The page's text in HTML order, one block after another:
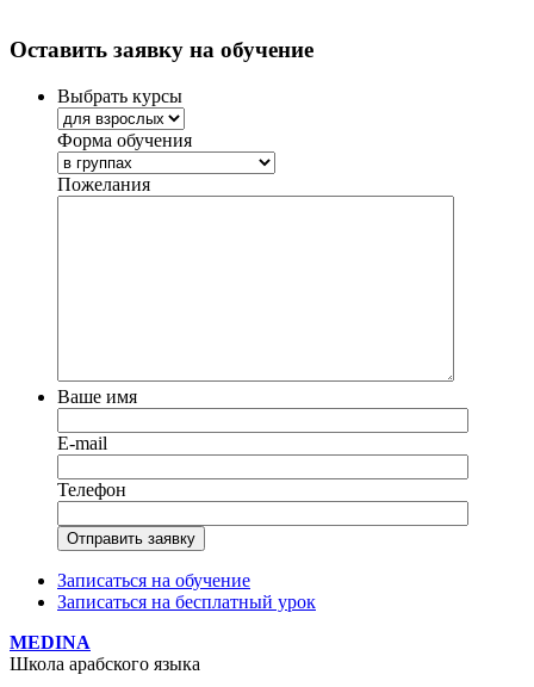
Оставить заявку на обучение
Выбрать курсы
Форма обучения
Пожелания
Ваше имя
E-mail
Телефон
Записаться на обучение
Записаться на бесплатный урок
MEDINA
Школа арабского языка